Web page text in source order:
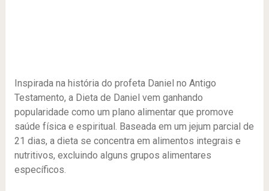
Inspirada na história do profeta Daniel no Antigo
Testamento, a Dieta de Daniel vem ganhando
popularidade como um plano alimentar que promove
saúde física e espiritual. Baseada em um jejum parcial de
21 dias, a dieta se concentra em alimentos integrais e
nutritivos, excluindo alguns grupos alimentares
específicos.